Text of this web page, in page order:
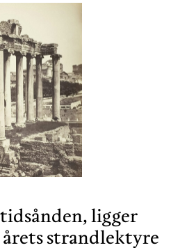
ligger
strandlektyre